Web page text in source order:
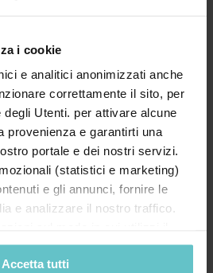
i cookie
e analitici anonimizzati anche
correttamente il sito, per
Utenti. per attivare alcune
provenienza e garantirti una
portale e dei nostri servizi.
(statistici e marketing)
e gli annunci, fornire le
e analizzare il nostro traffico.
che si occupano di analisi dei
media, i quali potrebbero
Accetta tutti